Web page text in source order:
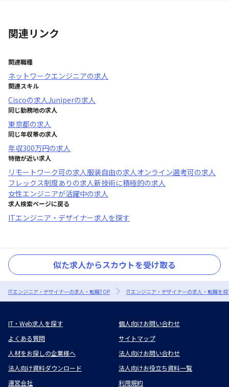
関連リンク
関連職種
ネットワークエンジニアの求人
関連スキル
Ciscoの求人Juniperの求人
同じ勤務地の求人
東京都の求人
同じ年収帯の求人
年収300万円の求人
特徴が近い求人
リモートワーク可の求人服装自由の求人オンライン選考可の求人
フレックス制度あり の求人新技術に積極的の求人
女性エンジニアが活躍中の求人
求人検索ページに戻る
ITエンジニア・デザイナー求人を探す
似た求人からスカウトを受け取る
ITエンジニア・デザイナーの求人・転職TOP ITエンジニア・デザイナーの求人・転職を
IT・Web求人を探す
個人向けお問い合わせ
よくある質問
サイトマップ
人材をお探しの企業様へ
法人向けお問い合わせ
法人向け資料ダウンロード
法人向けお役立ち資料一覧
運営会社
利用規約